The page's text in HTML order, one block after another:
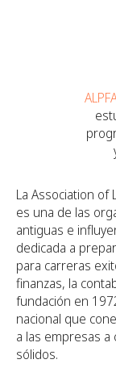
La Association of
es una de las
antiguas e
dedicada a
para carreras
finanzas, la
fundación en
nacional que
a las empresas
sólidos.